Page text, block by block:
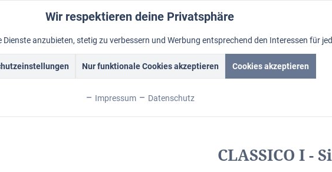
Schattenfugenrahmen Fotorahmen Aluminiumrahmen
CLASSICO I -
Wir respektieren deine Privatsphäre
anzubieten, stetig zu verbessern und Werbung entsprechend den Interessen für
Nur funktionale Cookies akzeptieren Cookies akzeptieren
Impressum Datenschutz